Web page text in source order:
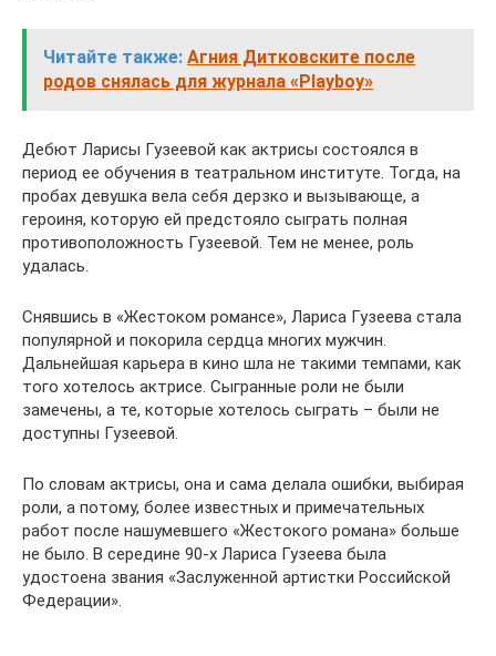
Читайте также: Агния Дитковските после
родов снялась для журнала «Playboy»
Дебют Ларисы Гузеевой как актрисы состоялся в
период ее обучения в театральном институте. Тогда, на
пробах девушка вела себя дерзко и вызывающе, а
героиня, которую ей предстояло сыграть полная
противоположность Гузеевой. Тем не менее, роль
удалась.
Снявшись в «Жестоком романсе», Лариса Гузеева стала
популярной и покорила сердца многих мужчин.
Дальнейшая карьера в кино шла не такими темпами, как
того хотелось актрисе. Сыгранные роли не были
замечены, а те, которые хотелось сыграть – были не
доступны Гузеевой.
По словам актрисы, она и сама делала ошибки, выбирая
роли, а потому, более известных и примечательных
работ после нашумевшего «Жестокого романа» больше
не было. В середине 90-х Лариса Гузеева была
удостоена звания «Заслуженной артистки Российской
Федерации».